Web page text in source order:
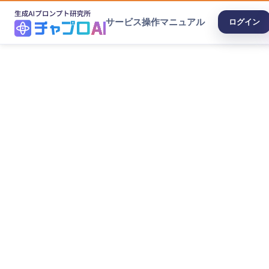
サービス操作マニュアル ログイン